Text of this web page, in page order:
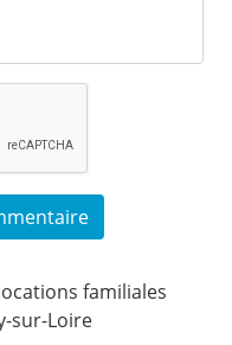
familiales
sur-Loire